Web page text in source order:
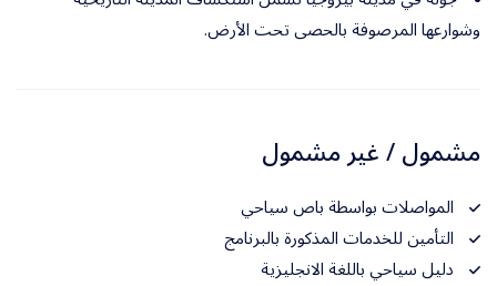
وشوارعها المرصوفة بالحصى تحت الأرض.
مشمول / غير مشمول
المواصلات بواسطة باص سياحي
التأمين للخدمات المذكورة بالبرنامج
دليل سياحي باللغة الانجليزية